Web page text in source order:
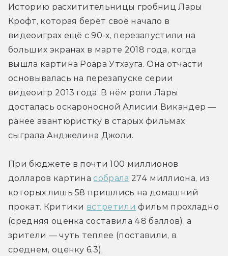
Историю расхитительницы гробниц Лары
Крофт, которая берёт своё начало в
видеоиграх ещё с 90-х, перезапустили на
больших экранах в марте 2018 года, когда
вышла картина Роара Утхауга. Она отчасти
основывалась на перезапуске серии
видеоигр 2013 года. В нём роли Лары
досталась оскароносной Алисии Викандер —
ранее авантюристку в старых фильмах
сыграла Анджелина Джоли.
При бюджете в почти 100 миллионов
долларов картина собрала 274 миллиона, из
которых лишь 58 пришлись на домашний
прокат. Критики встретили фильм прохладно
(средняя оценка составила 48 баллов), а
зрители — чуть теплее (поставили, в
среднем, оценку 6,3).